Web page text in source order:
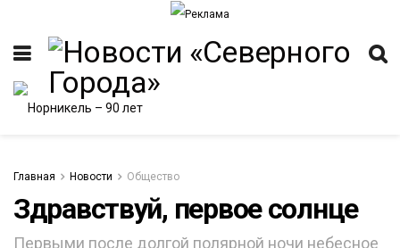
Главная Новости Общество
Здравствуй, первое солнце
Первыми после долгой полярной ночи небесное